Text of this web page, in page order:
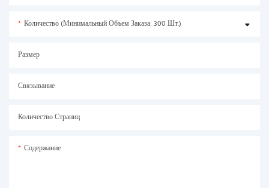
Количество (минимальный Объем Заказа: 300 Шт.)
Размер
Связывание
Количество Страниц
Содержание